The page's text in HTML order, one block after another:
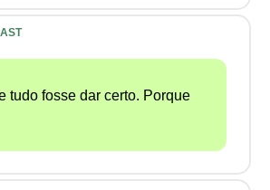
tudo fosse dar certo. Porque